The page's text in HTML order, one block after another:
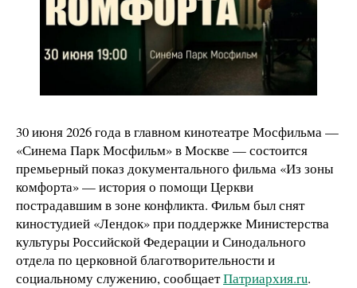
30 июня 2026 года в главном кинотеатре Мосфильма —
«Синема Парк Мосфильм» в Москве — состоится
премьерный показ документального фильма «Из зоны
комфорта» — история о помощи Церкви
пострадавшим в зоне конфликта. Фильм был снят
киностудией «Лендок» при поддержке Министерства
культуры Российской Федерации и Синодального
отдела по церковной благотворительности и
социальному служению, сообщаетПатриархия.ru.